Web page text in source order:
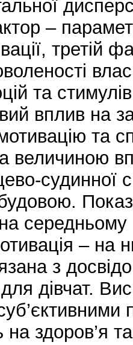
–
третій
та
вплив на
та
величиною
судинної
– на
з
дівчат.
здоров’я